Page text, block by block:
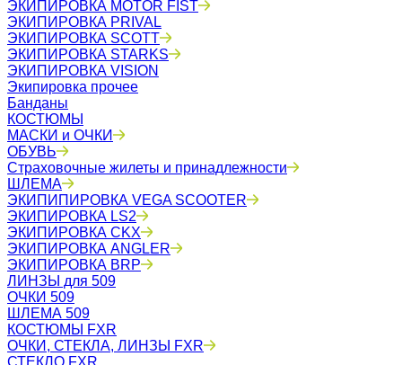
ЭКИПИРОВКА MOTOR FIST
ЭКИПИРОВКА PRIVAL
ЭКИПИРОВКА SCOTT
ЭКИПИРОВКА STARKS
ЭКИПИРОВКА VISION
Экипировка прочее
Банданы
КОСТЮМЫ
МАСКИ и ОЧКИ
ОБУВЬ
Страховочные жилеты и принадлежности
ШЛЕМА
ЭКИПИПИРОВКА VEGA SCOOTER
ЭКИПИРОВКА LS2
ЭКИПИРОВКА CKX
ЭКИПИРОВКА ANGLER
ЭКИПИРОВКА BRP
ЛИНЗЫ для 509
ОЧКИ 509
ШЛЕМА 509
КОСТЮМЫ FXR
ОЧКИ, СТЕКЛА, ЛИНЗЫ FXR
СТЕКЛО FXR